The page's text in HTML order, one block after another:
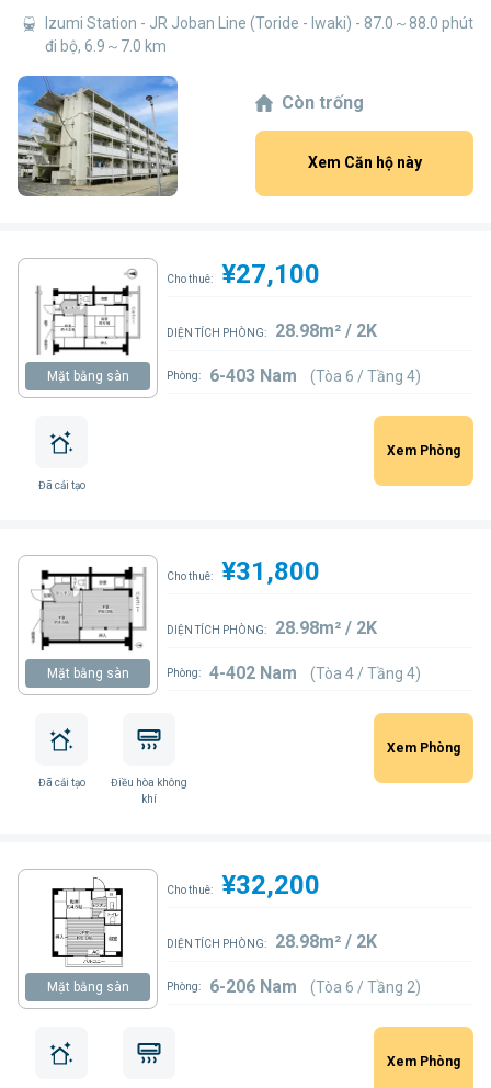
Izumi Station - JR Joban Line (Toride - Iwaki) - 87.0～88.0 phút
đi bộ, 6.9～7.0 km
Còn trống
Xem Căn hộ này
Mặt bằng sàn
Cho thuê: ¥27,100
DIỆN TÍCH PHÒNG: 28.98m² / 2K
Phòng: 6-403 Nam (Tòa 6 / Tầng 4)
Đã cải tạo
Xem Phòng
Mặt bằng sàn
Cho thuê: ¥31,800
DIỆN TÍCH PHÒNG: 28.98m² / 2K
Phòng: 4-402 Nam (Tòa 4 / Tầng 4)
Đã cải tạo
Điều hòa không
khí
Xem Phòng
Mặt bằng sàn
Cho thuê: ¥32,200
DIỆN TÍCH PHÒNG: 28.98m² / 2K
Phòng: 6-206 Nam (Tòa 6 / Tầng 2)
Xem Phòng